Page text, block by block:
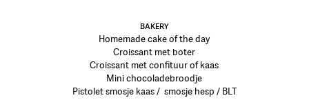
BAKERY
Homemade cake of the day
Croissant met boter
Croissant met confituur of kaas
Mini chocoladebroodje
Pistolet smosje kaas / smosje hesp / BLT